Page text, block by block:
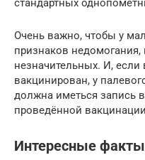
стандартных
Очень важно, чтобы у
признаков
незначительных. И,
вакцинирован, у
должна иметься запись
проведённой вакцинации
Интересные факты